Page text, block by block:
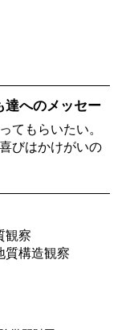
てもらいたい。
びはかけがいの
観察
質構造観察